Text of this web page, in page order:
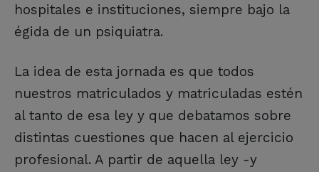
hospitales e instituciones, siempre bajo la
égida de un psiquiatra.
La idea de esta jornada es que todos
nuestros matriculados y matriculadas estén
al tanto de esa ley y que debatamos sobre
distintas cuestiones que hacen al ejercicio
profesional. A partir de aquella ley -y